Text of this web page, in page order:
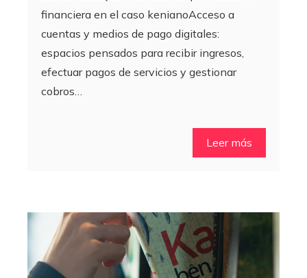
financiera en el caso kenianoAcceso a
cuentas y medios de pago digitales:
espacios pensados para recibir ingresos,
efectuar pagos de servicios y gestionar
cobros…
Leer más